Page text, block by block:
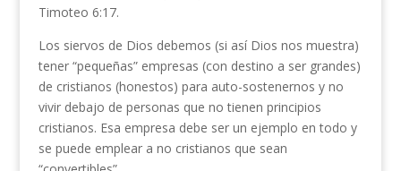
Timoteo 6:17.
Los siervos de Dios debemos (si así Dios nos muestra)
tener “pequeñas” empresas (con destino a ser grandes)
de cristianos (honestos) para auto-sostenernos y no
vivir debajo de personas que no tienen principios
cristianos. Esa empresa debe ser un ejemplo en todo y
se puede emplear a no cristianos que sean